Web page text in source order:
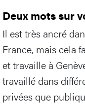
Deux mots sur
Il est très ancré
France, mais cela
et travaille à
travaillé dans
privées que